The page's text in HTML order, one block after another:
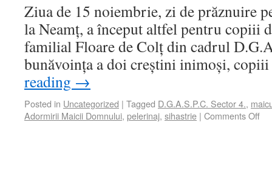
Ziua de 15 noiembrie, zi de prăznuire
la Neamț, a început altfel pentru copiii
familial Floare de Colț din cadrul
bunăvoința a doi creștini inimoși,
reading →
Posted in Uncategorized | Tagged D.G.A.S.P.C. Sector 4.,
Adormirii Maicii Domnului, pelerinaj, sihastrie | Comments Off